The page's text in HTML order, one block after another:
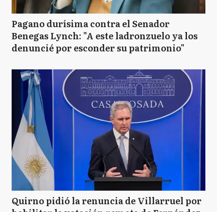
Pagano durísima contra el Senador
Benegas Lynch: "A este ladronzuelo ya los
denuncié por esconder su patrimonio"
Quirno pidió la renuncia de Villarruel por